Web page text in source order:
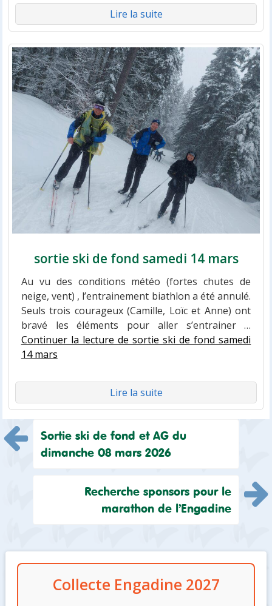
Lire la suite
sortie ski de fond samedi 14 mars
Au vu des conditions météo (fortes chutes de
neige, vent) , l’entrainement biathlon a été annulé.
Seuls trois courageux (Camille, Loïc et Anne) ont
bravé les éléments pour aller s’entrainer …
Continuer la lecture de sortie ski de fond samedi
14 mars
Lire la suite
Navigation
Sortie ski de fond et AG du
dimanche 08 mars 2026
Recherche sponsors pour le
marathon de l’Engadine
Colonne
latéraleCollecte Engadine 2027